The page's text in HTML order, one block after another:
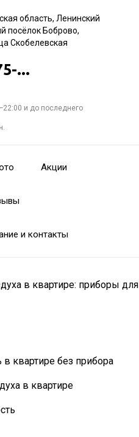
область, Ленинский
посёлок Боброво,
Скобелевская
...
и до последнего
Акции
и контакты
в квартире: приборы для